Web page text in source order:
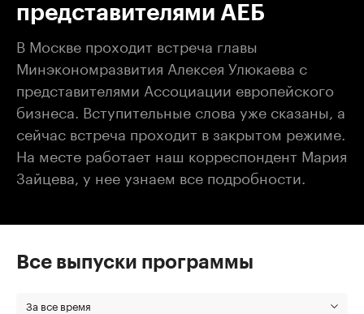
представителями АЕБ
В Москве проходит встреча главы
Минэкономразвития Алексея Улюкаева с
представителями Ассоциации европейского
бизнеса. Вступительные слова уже сказаны, а
сейчас встреча проходит в закрытом режиме.
На месте работает наш корреспондент Мария
Зайцева, у нее узнаем все подробности.
Все выпуски программы
За все время